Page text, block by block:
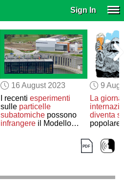
Sign In
16 August 2023
I recenti esperimenti
sulle particelle
subatomichepossono
infrangereil Modello
9
La
diventa
popolare